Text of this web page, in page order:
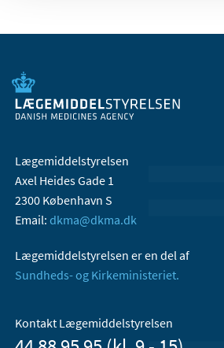
Lægemiddelstyrelsen
Axel Heides Gade 1
2300 København S
Email: dkma@dkma.dk
Lægemiddelstyrelsen er en del af
Sundheds- og Kirkeministeriet.
Kontakt Lægemiddelstyrelsen